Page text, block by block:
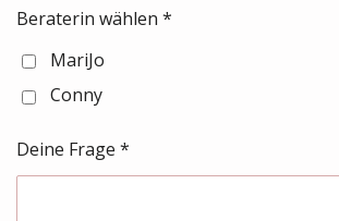
Beraterin wählen *
MariJo
Conny
Deine Frage *